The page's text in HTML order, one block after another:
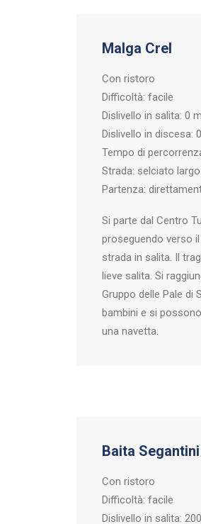
Malga Crel
Con ristoro
Difficoltà: facile
Dislivello in salita: 0 m
Dislivello in discesa:
Tempo di
Strada: selciato largo
Partenza:
Si parte dal Centro
proseguendo verso
strada in salita. Il
lieve salita. Si
Gruppo delle Pale di
bambini e si
una navetta.
Baita
Con ristoro
Difficoltà: facile
Dislivello in salita: